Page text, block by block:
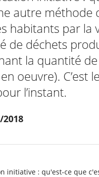
autre méthode
habitants par la
de déchets
la quantité
oeuvre). C’est
l’instant.
2018
initiative : qu'est-ce que